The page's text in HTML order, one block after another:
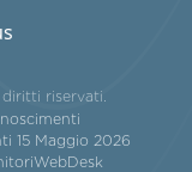
riservati.
15 Maggio 2026
WebDesk